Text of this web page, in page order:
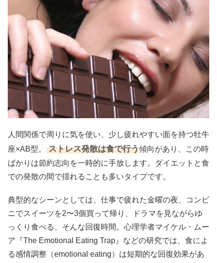
人間関係で周りに気を使い、少し疲れやすい面を持つ牡牛
座×AB型。
ストレス発散は食で行う傾向があり、この時
ばかりは節約志向を一時的に手放します。ダイエットと食
での発散の間で揺れることも多いタイプです。
典型的なシーンとしては、仕事で疲れた金曜の夜、コンビ
ニでスイーツを2〜3個買って帰り、ドラマを見ながらゆ
っくり食べる、そんな回復時間。心理学者マイケル・ムー
ア『The Emotional Eating Trap』などの研究では、食によ
る感情調整（emotional eating）は短期的な回復効果があ